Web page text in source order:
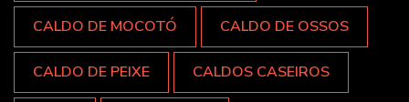
CALDO DE MOCOTÓ CALDO DE OSSOS
CALDO DE PEIXE CALDOS CASEIROS